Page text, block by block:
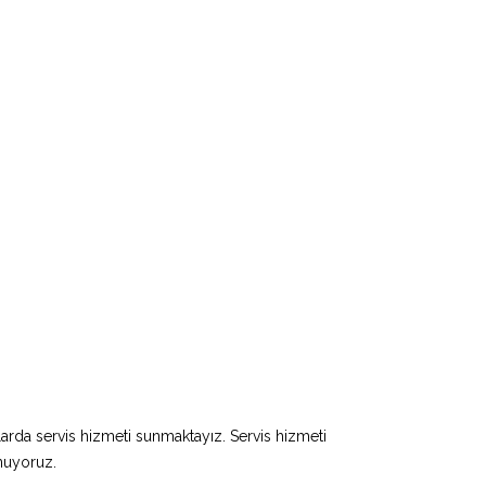
servis hizmeti sunmaktayız. Servis hizmeti